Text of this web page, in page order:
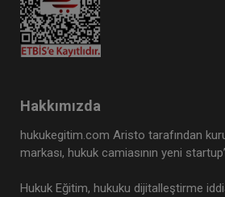
Kongresi - XI. Oturum
360 TL
Tüketici Hukuku Enstitüsü
Hakkımızda
hukukegitim.com Aristo tarafından
markası, hukuk camiasının yeni
Hukuk Eğitim, hukuku dijitalleştirme